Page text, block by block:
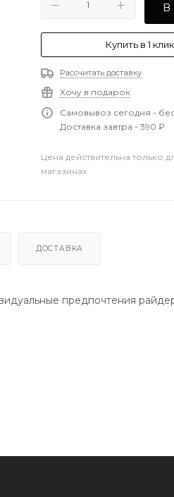
В
Купить в 1 клик
Рассчитать доставку
Хочу в подарок
Самовывоз сегодня -
Доставка завтра - 390 ₽
Цена действительна только
магазинах
ДОСТАВКА
предпочтения
под руль двух комплектов
мотомагазина. На